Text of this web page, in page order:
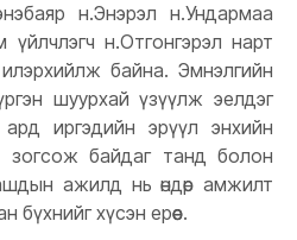
н.Энэрэл н.Ундармаа
н.Отгонгэрэл нарт
байна. Эмнэлгийн
шуурхай үзүүлж эелдэг
иргэдийн эрүүл энхийн
зогсож байдаг танд болон
ажилд нь өндөр амжилт
хүсэн ерөөе.